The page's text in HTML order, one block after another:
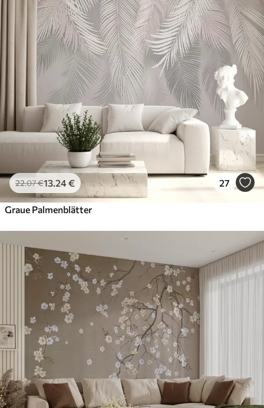
22.07€13 .24€ 27
Graue Palmenblätter